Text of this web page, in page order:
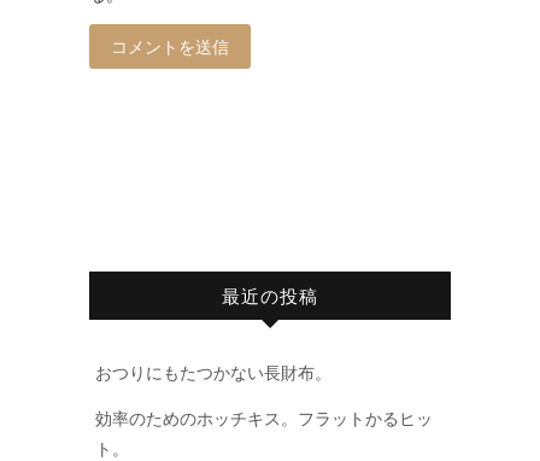
最近の投稿
おつりにもたつかない長財布。
効率のためのホッチキス。フラットかるヒッ
ト。